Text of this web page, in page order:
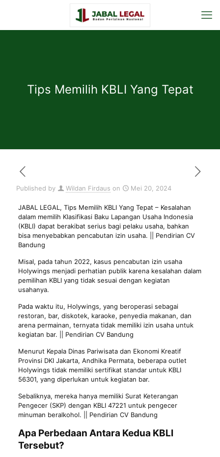
Tips Memilih KBLI Yang Tepat
Published by Wildan Firdaus on Mei 20, 2024
JABAL LEGAL , Tips Memilih KBLI Yang Tepat – Kesalahan
dalam memilih Klasifikasi Baku Lapangan Usaha Indonesia
(KBLI) dapat berakibat serius bagi pelaku usaha, bahkan
bisa menyebabkan pencabutan izin usaha. || Pendirian CV
Bandung
Misal, pada tahun 2022, kasus pencabutan izin usaha
Holywings menjadi perhatian publik karena kesalahan dalam
pemilihan KBLI yang tidak sesuai dengan kegiatan
usahanya.
Pada waktu itu, Holywings, yang beroperasi sebagai
restoran, bar, diskotek, karaoke, penyedia makanan, dan
arena permainan, ternyata tidak memiliki izin usaha untuk
kegiatan bar. || Pendirian CV Bandung
Menurut Kepala Dinas Pariwisata dan Ekonomi Kreatif
Provinsi DKI Jakarta, Andhika Permata, beberapa outlet
Holywings tidak memiliki sertifikat standar untuk KBLI
56301, yang diperlukan untuk kegiatan bar.
Sebaliknya, mereka hanya memiliki Surat Keterangan
Pengecer (SKP) dengan KBLI 47221 untuk pengecer
minuman beralkohol. || Pendirian CV Bandung
Apa Perbedaan Antara Kedua KBLI
Tersebut?